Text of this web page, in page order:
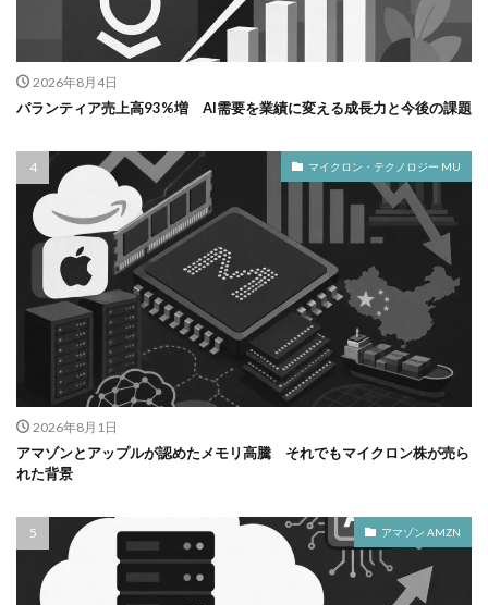
2026年8月4日
パランティア売上高93%増 AI需要を業績に変える成長力と今後の課題
マイクロン・テクノロジー MU
2026年8月1日
アマゾンとアップルが認めたメモリ高騰 それでもマイクロン株が売ら
れた背景
アマゾン AMZN